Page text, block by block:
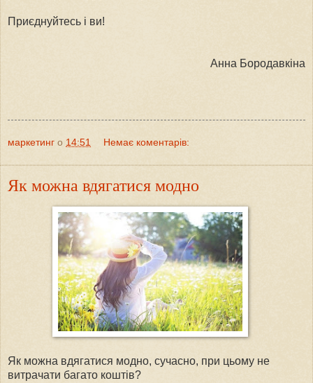
Приєднуйтесь і ви!
Анна Бородавкіна
маркетинг о 14:51 Немає коментарів:
Як можна вдягатися модно
Як можна вдягатися модно, сучасно, при цьому не
витрачати багато коштів?